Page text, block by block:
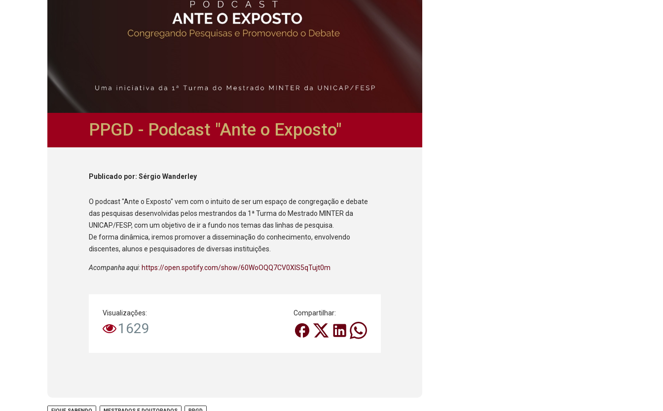
PPGD - Podcast "Ante o Exposto"
Publicado por: Sérgio Wanderley
O podcast "Ante o Exposto" vem com o intuito de ser um espaço de congregação e debate
das pesquisas desenvolvidas pelos mestrandos da 1ª Turma do Mestrado MINTER da
UNICAP/FESP, com um objetivo de ir a fundo nos temas das linhas de pesquisa.
De forma dinâmica, iremos promover a disseminação do conhecimento, envolvendo
discentes, alunos e pesquisadores de diversas instituições.
Acompanha aqui: https://open.spotify.com/show/60WoOQQ7CV0XlS5qTujt0m
Visualizações:
1629
Compartilhar: